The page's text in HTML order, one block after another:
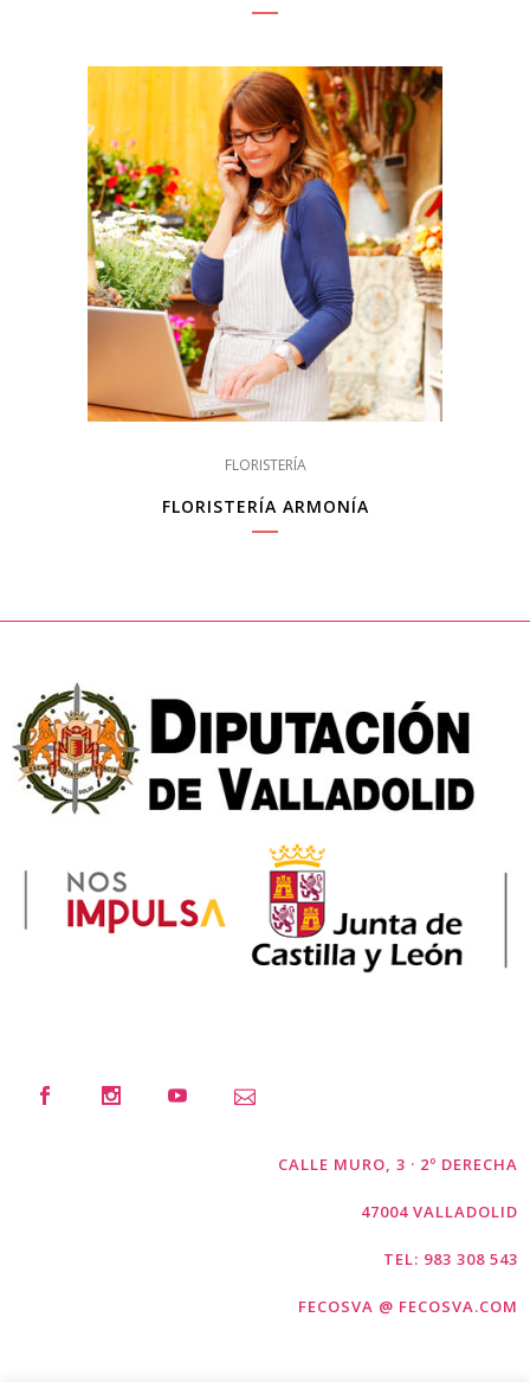
FLORISTERÍA
FLORISTERÍA ARMONÍA
CALLE MURO, 3 · 2º DERECHA
47004 VALLADOLID
TEL: 983 308 543
FECOSVA @ FECOSVA.COM